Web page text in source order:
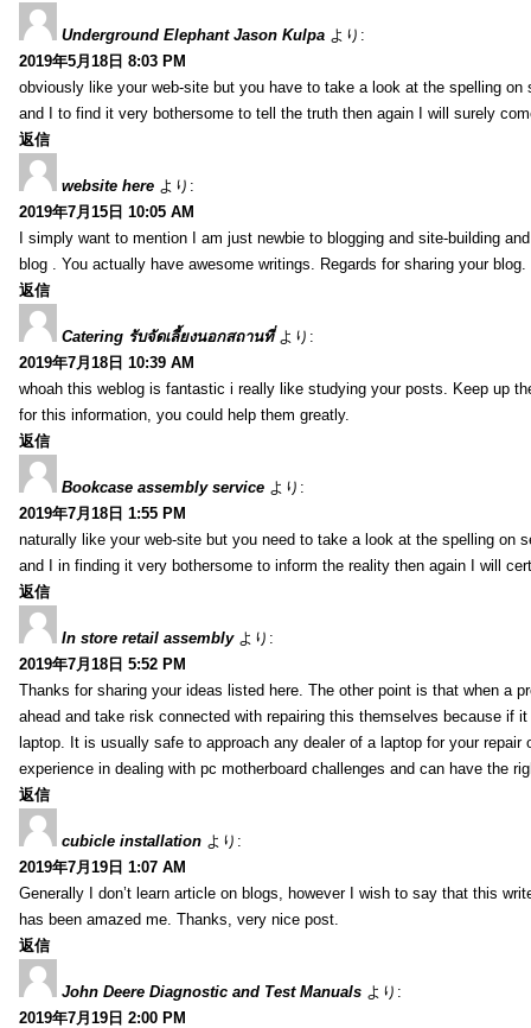
Underground Elephant Jason Kulpa より:
2019年5月18日 8:03 PM
obviously like your web-site but you have to take a look at the spelling
and I to find it very bothersome to tell the truth then again I will surely
返信
website here より:
2019年7月15日 10:05 AM
I simply want to mention I am just newbie to blogging and site-building
blog . You actually have awesome writings. Regards for sharing your blog.
返信
Catering รับจัดเลี้ยงนอกสถานที่ より:
2019年7月18日 10:39 AM
whoah this weblog is fantastic i really like studying your posts. Keep up
for this information, you could help them greatly.
返信
Bookcase assembly service より:
2019年7月18日 1:55 PM
naturally like your web-site but you need to take a look at the spelling on
and I in finding it very bothersome to inform the reality then again I will
返信
In store retail assembly より:
2019年7月18日 5:52 PM
Thanks for sharing your ideas listed here. The other point is that when a
ahead and take risk connected with repairing this themselves because if
laptop. It is usually safe to approach any dealer of a laptop for your
experience in dealing with pc motherboard challenges and can have the
返信
cubicle installation より:
2019年7月19日 1:07 AM
Generally I don’t learn article on blogs, however I wish to say that this
has been amazed me. Thanks, very nice post.
返信
John Deere Diagnostic and Test Manuals より:
2019年7月19日 2:00 PM